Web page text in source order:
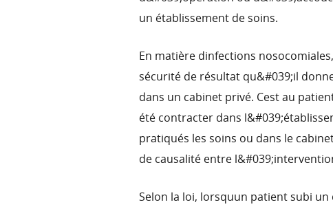
un établissement de soins.
En matière dinfections
sécurité de résultat qu&#039;il
dans un cabinet privé. Cest au
été contracter dans
pratiqués les soins ou dans le
de causalité entre
Selon la loi, lorsquun patient subi